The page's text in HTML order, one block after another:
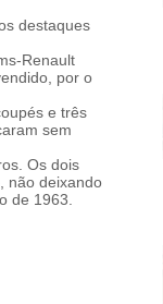
destaques
Renault
por o
e três
sem
Os dois
não deixando
de 1963.